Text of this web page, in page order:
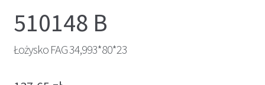
510148 B
Łożysko FAG 34,993*80*23